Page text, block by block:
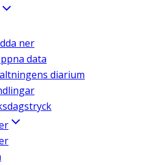
ner
data
diarium